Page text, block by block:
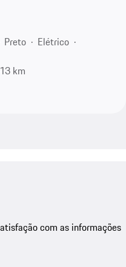
Preto
Elétrico
km
com as informações